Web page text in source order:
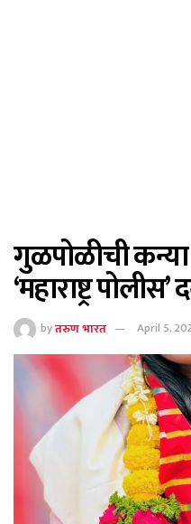
गुळपोळीची
‘महाराष्ट्र
byतरुण भारत April 5,